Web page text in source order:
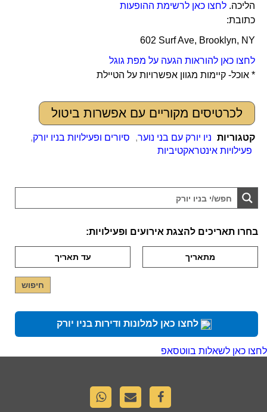
הליכה. לחצו כאן לרשימת ההופעות
כתובת:
602 Surf Ave, Brooklyn, NY
לחצו כאן להוראות הגעה על מפת גוגל
* אוכל- קיימות מגוון אפשרויות על הטיילת
לכרטיסים מקוריים עם אפשרות ביטול
קטגוריות ניו יורק עם בני נוער, סיורים ופעילויות בניו יורק,
פעילויות אינטראקטיביות
בחרו תאריכים להצגת אירועים ופעילויות:
לחצו כאן למלונות ודירות בניו יורק
לחצו כאן לשאלות בווטסאפ